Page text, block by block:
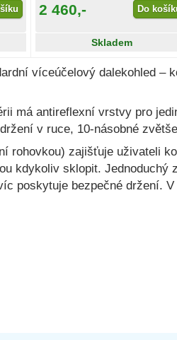
2 460,- Do
Skladem
víceúčelový dalekohled
má antireflexní vrstvy pro
v ruce, 10-násobné
rohovkou) zajišťuje uživateli
kdykoliv sklopit.
poskytuje bezpečné držení.